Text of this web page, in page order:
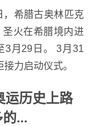
希腊古奥林匹克
火在希腊境内进
3月29日。 3月31
力启动仪式。
运历史上路
...